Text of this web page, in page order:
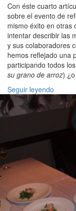
Con éste cuarto
sobre el evento de
mismo éxito en otras
intentar describir las
y sus colaboradores
hemos reflejado una
participando todos
su grano de arroz)
Seguir leyendo